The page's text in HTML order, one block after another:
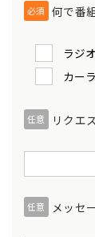
必須 何で番
ラジ
カー
任意 リクエ
任意 メッセ